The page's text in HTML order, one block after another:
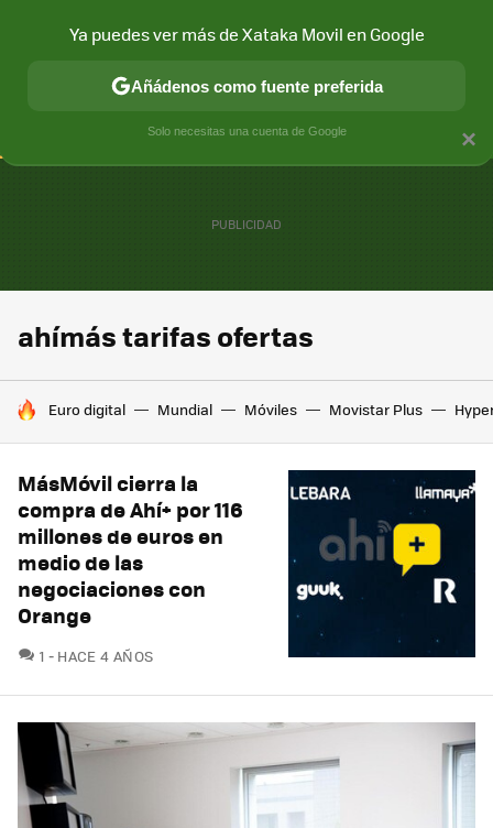
CONECTIVIDAD MÓVIL Y SOCIEDAD APLICACIONES
ahímás tarifas ofertas
HOY SE HABLA DE
Euro digital Mundial Móviles Movistar Plus
MásMóvil cierra la
compra de Ahí+ por 116
millones de euros en
medio de las
negociaciones con
Orange
1 COMENTARIOS
HACE 4 AÑOS
×
Ya puedes ver más de Xataka Movil en Google
Añádenos como fuente preferida
Solo necesitas una cuenta de Google